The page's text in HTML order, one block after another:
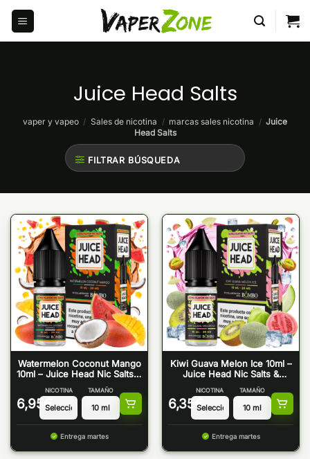
Saltar
contenido
Juice Head Salts
vaper y vapeo / Sales de nicotina / marcas sales nicotina / Juice
Head Salts
FILTRAR BÚSQUEDA
Watermelon Coconut Mango
10ml – Juice Head Nic Salts &
6,95 €
NICOTINA TAMAÑO
Entrega martes
Kiwi Guava Melon Ice 10ml –
Juice Head Nic Salts &
6,35 €
NICOTINA TAMAÑO
Entrega martes